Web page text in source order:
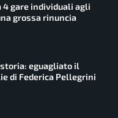
4 gare individuali agli
grossa rinuncia
eguagliato il
di Federica Pellegrini